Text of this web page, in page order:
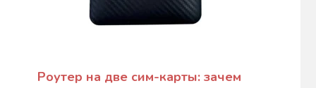
Роутер на две сим-карты: зачем